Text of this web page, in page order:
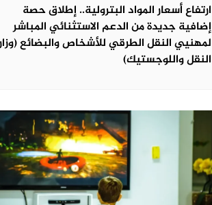
ارتفاع أسعار المواد البترولية.. إطلاق حصة
إضافية جديدة من الدعم الاستثنائي المباشر
لمهنيي النقل الطرقي للأشخاص والبضائع
النقل واللوجستيك)